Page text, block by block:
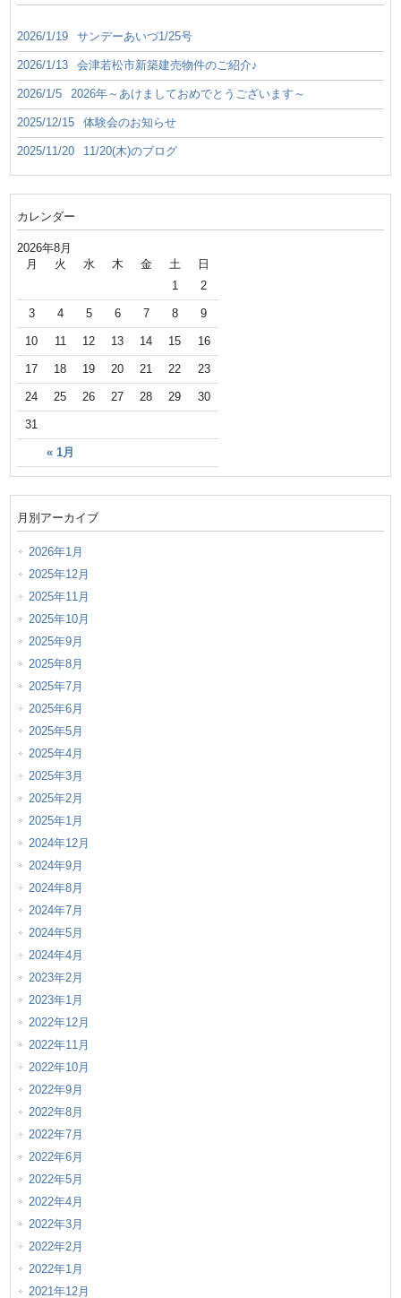
2026/1/19 サンデーあいづ1/25号
2026/1/13 会津若松市新築建売物件のご紹介♪
2026/1/5 2026年～あけましておめでとうございます～
2025/12/15 体験会のお知らせ
2025/11/20 11/20(木)のブログ
カレンダー
2026年8月
月 火 水 木 金 土 日
« 1月
1 2
3 4 5 6 7 8 9
10 11 12 13 14 15 16
17 18 19 20 21 22 23
24 25 26 27 28 29 30
31
月別アーカイブ
2026年1月
2025年12月
2025年11月
2025年10月
2025年9月
2025年8月
2025年7月
2025年6月
2025年5月
2025年4月
2025年3月
2025年2月
2025年1月
2024年12月
2024年9月
2024年8月
2024年7月
2024年5月
2024年4月
2023年2月
2023年1月
2022年12月
2022年11月
2022年10月
2022年9月
2022年8月
2022年7月
2022年6月
2022年5月
2022年4月
2022年3月
2022年2月
2022年1月
2021年12月